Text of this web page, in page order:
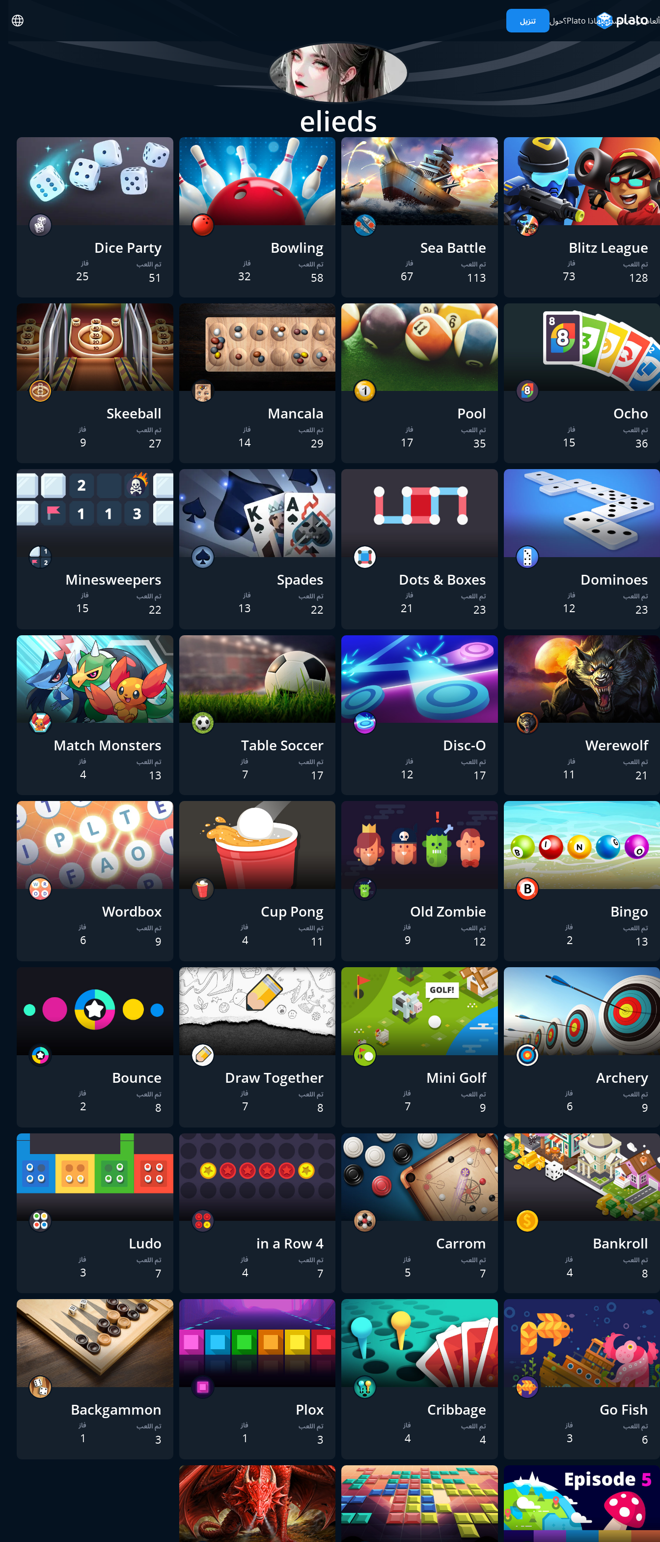
ألعابلوحة الصدارةلماذا Plato؟ حول تنزيل
elieds
Blitz League
تم اللعب
128
فاز
73
Sea Battle
تم اللعب
113
فاز
67
Bowling
تم اللعب
58
فاز
32
Dice Party
تم اللعب
51
فاز
25
Ocho
تم اللعب
36
فاز
15
Pool
تم اللعب
35
فاز
17
Mancala
تم اللعب
29
فاز
14
Skeeball
تم اللعب
27
فاز
9
Dominoes
تم اللعب
23
فاز
12
Dots & Boxes
تم اللعب
23
فاز
21
Spades
تم اللعب
22
فاز
13
Minesweepers
تم اللعب
22
فاز
15
Werewolf
تم اللعب
21
فاز
11
Disc-O
تم اللعب
17
فاز
12
Table Soccer
تم اللعب
17
فاز
7
Match Monsters
تم اللعب
13
فاز
4
Bingo
تم اللعب
13
فاز
2
Old Zombie
تم اللعب
12
فاز
9
Cup Pong
تم اللعب
11
فاز
4
Wordbox
تم اللعب
9
فاز
6
Archery
تم اللعب
9
فاز
6
Mini Golf
تم اللعب
9
فاز
7
Draw Together
تم اللعب
8
فاز
7
Bounce
تم اللعب
8
فاز
2
Bankroll
تم اللعب
8
فاز
4
Carrom
تم اللعب
7
فاز
5
4 in a Row
تم اللعب
7
فاز
4
Ludo
تم اللعب
7
فاز
3
Go Fish
تم اللعب
6
فاز
3
Cribbage
تم اللعب
4
فاز
4
Plox
تم اللعب
3
فاز
1
Backgammon
تم اللعب
3
فاز
1